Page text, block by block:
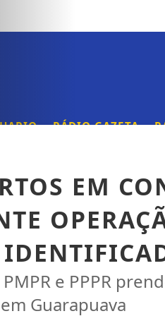
RÁDIO GAZETA
EM GUARAPUAVA E PALMAS
EM
e PPPR
Guarapuava